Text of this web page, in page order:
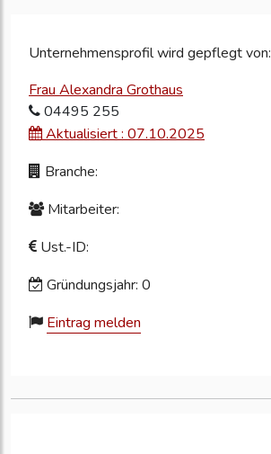
Unternehmensprofil wird gepflegt von:
Frau Alexandra Grothaus
04495 255
Aktualisiert : 07.10.2025
Branche:
Mitarbeiter:
Ust.-ID:
Gründungsjahr: 0
Eintrag melden